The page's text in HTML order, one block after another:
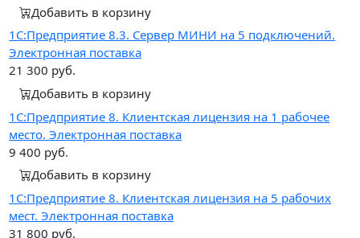
Добавить в корзину
1С:Предприятие 8.3. Сервер МИНИ на 5 подключений.
Электронная поставка
21 300 руб.
Добавить в корзину
1С:Предприятие 8. Клиентская лицензия на 1 рабочее
место. Электронная поставка
9 400 руб.
Добавить в корзину
1С:Предприятие 8. Клиентская лицензия на 5 рабочих
мест. Электронная поставка
31 800 руб.